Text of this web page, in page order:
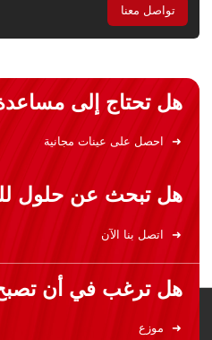
تواصل معنا
هل تحتاج إلى
احصل على عينات مجانية
هل تبحث عن حلول
اتصل بنا الآن
هل ترغب في أن تصبح
موزع